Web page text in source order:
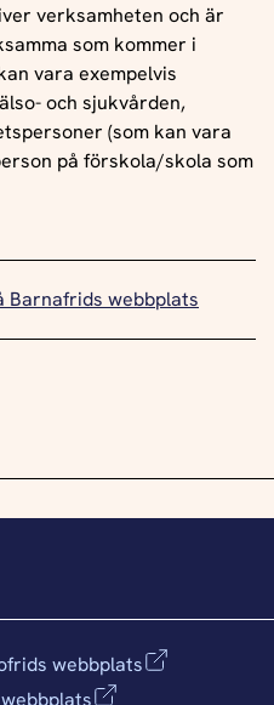
verksamheten och är
som kommer i
vara exempelvis
och sjukvården,
(som kan vara
på förskola/skola som
Barnafrids webbplats
webbplats